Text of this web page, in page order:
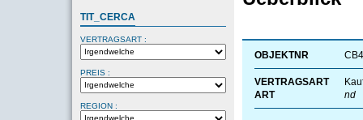
TIT_CERCA
VERTRAGSART :
PREIS :
REGION :
OBJEKTNR
VERTRAGSART
ART
nd